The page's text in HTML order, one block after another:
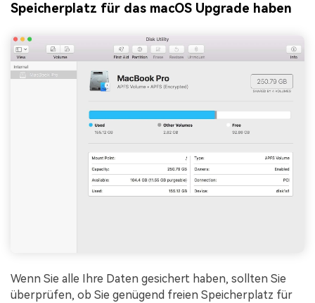
Speicherplatz für das macOS Upgrade haben
Wenn Sie alle Ihre Daten gesichert haben, sollten Sie
überprüfen, ob Sie genügend freien Speicherplatz für